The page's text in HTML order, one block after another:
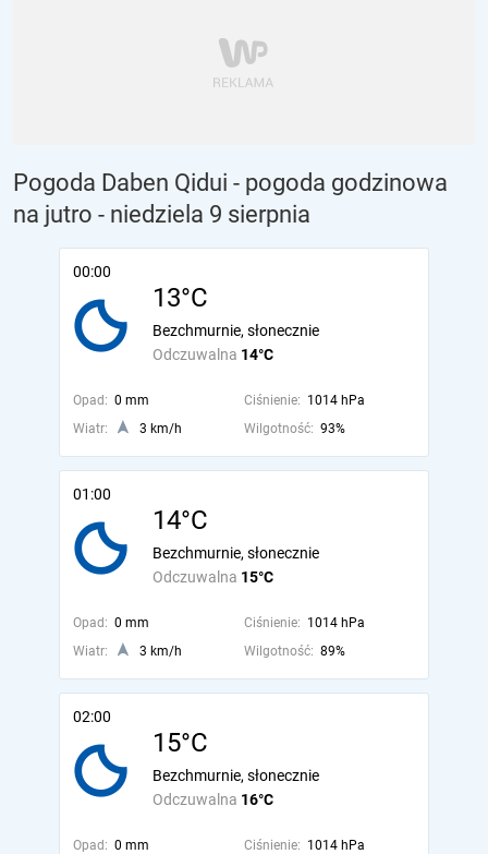
Pogoda Daben Qidui - pogoda godzinowa
na jutro - niedziela 9 sierpnia
00:00
13°C
Odczuwalna 14°C
Bezchmurnie, słonecznie
Opad: 0 mm Ciśnienie: 1014 hPa
Wiatr:
3 km/h Wilgotność: 93%
01:00
14°C
Odczuwalna 15°C
Bezchmurnie, słonecznie
Opad: 0 mm Ciśnienie: 1014 hPa
Wiatr:
3 km/h Wilgotność: 89%
02:00
15°C
Odczuwalna 16°C
Bezchmurnie, słonecznie
Opad: 0 mm Ciśnienie: 1014 hPa